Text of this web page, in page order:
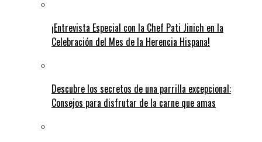
¡Entrevista Especial con la Chef Pati Jinich en la
Celebración del Mes de la Herencia Hispana!
Descubre los secretos de una parrilla excepcional:
Consejos para disfrutar de la carne que amas